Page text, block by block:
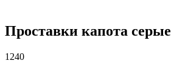
Проставки капота серые
1240